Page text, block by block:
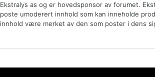
Ekstralys as og er hovedsponsor av forumet.
poste umoderert innhold som kan inneholde
innhold være merket av den som poster i dens